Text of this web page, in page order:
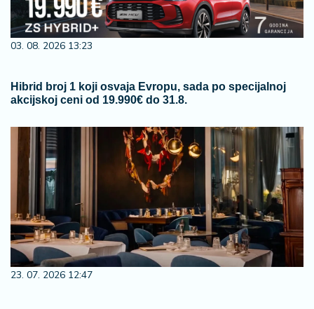
03. 08. 2026 13:23
Hibrid broj 1 koji osvaja Evropu, sada po specijalnoj
akcijskoj ceni od 19.990€ do 31.8.
23. 07. 2026 12:47